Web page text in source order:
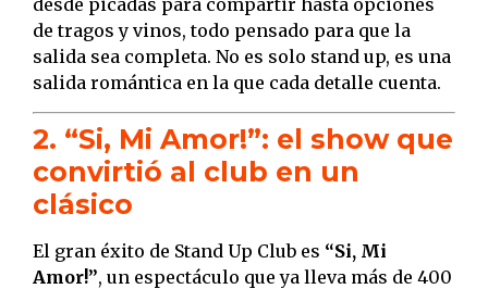
desde picadas para compartir hasta opciones
de tragos y vinos, todo pensado para que la
salida sea completa. No es solo stand up, es una
salida romántica en la que cada detalle cuenta.
2. “Si, Mi Amor!”: el show que
convirtió al club en un
clásico
El gran éxito de Stand Up Club es “Si, Mi
Amor!”, un espectáculo que ya lleva más de 400